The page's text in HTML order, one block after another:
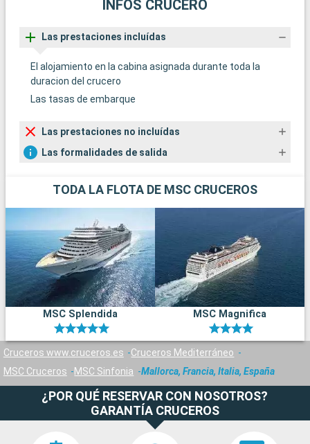
INFOS CRUCERO
Las prestaciones incluídas
El alojamiento en la cabina asignada durante toda la
duracion del crucero
Las tasas de embarque
Las prestaciones no incluídas
Las formalidades de salida
TODA LA FLOTA DE MSC CRUCEROS
MSC Splendida MSC Magnifica
Cruceros www.cruceros.es
Cruceros Mediterráneo
MSC Cruceros
MSC Sinfonia Mallorca, Francia, Italia, España
¿POR QUÉ RESERVAR CON NOSOTROS?
GARANTÍA CRUCEROS